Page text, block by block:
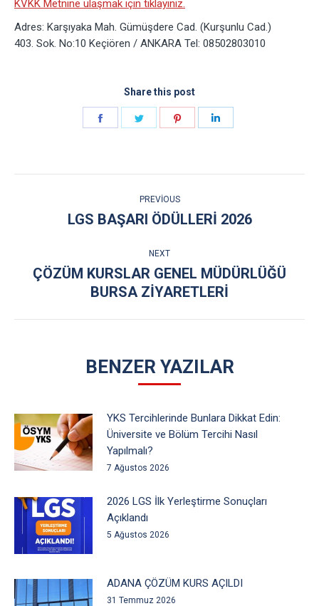
KVKK Metnine ulaşmak için tıklayınız.
Adres: Karşıyaka Mah. Gümüşdere Cad. (Kurşunlu Cad.)
403. Sok. No:10 Keçiören / ANKARA Tel: 08502803010
Share this post
NAVIGATION
PREVIOUS
Previous
LGS BAŞARI ÖDÜLLERI 2026
NEXT
Next
post:
ÇÖZÜM KURSLAR GENEL MÜDÜRLÜĞÜ
BURSA ZIYARETLERI
BENZER YAZILAR
YKS Tercihlerinde Bunlara Dikkat Edin:
Üniversite ve Bölüm Tercihi Nasıl
Yapılmalı?
7 Ağustos 2026
2026 LGS İlk Yerleştirme Sonuçları
Açıklandı
5 Ağustos 2026
ADANA ÇÖZÜM KURS AÇILDI
31 Temmuz 2026